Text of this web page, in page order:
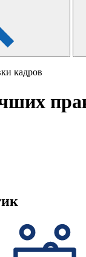
кадров